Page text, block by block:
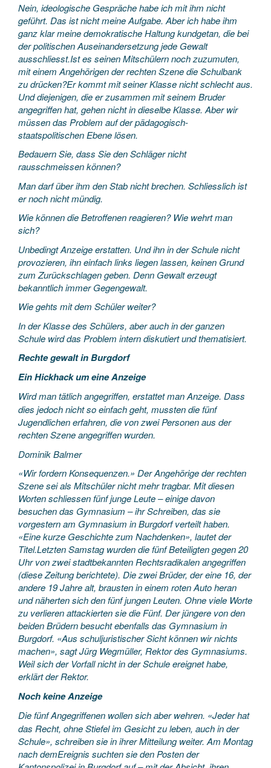
Nein, ideologische Gespräche habe ich mit ihm nicht
geführt. Das ist nicht meine Aufgabe. Aber ich habe ihm
ganz klar meine demokratische Haltung kundgetan, die bei
der politischen Auseinandersetzung jede Gewalt
ausschliesst.Ist es seinen Mitschülern noch zuzumuten,
mit einem Angehörigen der rechten Szene die Schulbank
zu drücken?Er kommt mit seiner Klasse nicht schlecht aus.
Und diejenigen, die er zusammen mit seinem Bruder
angegriffen hat, gehen nicht in dieselbe Klasse. Aber wir
müssen das Problem auf der pädagogisch-
staatspolitischen Ebene lösen.
Bedauern Sie, dass Sie den Schläger nicht
rausschmeissen können?
Man darf über ihm den Stab nicht brechen. Schliesslich ist
er noch nicht mündig.
Wie können die Betroffenen reagieren? Wie wehrt man
sich?
Unbedingt Anzeige erstatten. Und ihn in der Schule nicht
provozieren, ihn einfach links liegen lassen, keinen Grund
zum Zurückschlagen geben. Denn Gewalt erzeugt
bekanntlich immer Gegengewalt.
Wie gehts mit dem Schüler weiter?
In der Klasse des Schülers, aber auch in der ganzen
Schule wird das Problem intern diskutiert und thematisiert.
Rechte gewalt in Burgdorf
Ein Hickhack um eine Anzeige
Wird man tätlich angegriffen, erstattet man Anzeige. Dass
dies jedoch nicht so einfach geht, mussten die fünf
Jugendlichen erfahren, die von zwei Personen aus der
rechten Szene angegriffen wurden.
Dominik Balmer
«Wir fordern Konsequenzen.» Der Angehörige der rechten
Szene sei als Mitschüler nicht mehr tragbar. Mit diesen
Worten schliessen fünf junge Leute – einige davon
besuchen das Gymnasium – ihr Schreiben, das sie
vorgestern am Gymnasium in Burgdorf verteilt haben.
«Eine kurze Geschichte zum Nachdenken», lautet der
Titel.Letzten Samstag wurden die fünf Beteiligten gegen 20
Uhr von zwei stadtbekannten Rechtsradikalen angegriffen
(diese Zeitung berichtete). Die zwei Brüder, der eine 16, der
andere 19 Jahre alt, brausten in einem roten Auto heran
und näherten sich den fünf jungen Leuten. Ohne viele Worte
zu verlieren attackierten sie die Fünf. Der jüngere von den
beiden Brüdern besucht ebenfalls das Gymnasium in
Burgdorf. «Aus schuljuristischer Sicht können wir nichts
machen», sagt Jürg Wegmüller, Rektor des Gymnasiums.
Weil sich der Vorfall nicht in der Schule ereignet habe,
erklärt der Rektor.
Noch keine Anzeige
Die fünf Angegriffenen wollen sich aber wehren. «Jeder hat
das Recht, ohne Stiefel im Gesicht zu leben, auch in der
Schule», schreiben sie in ihrer Mitteilung weiter. Am Montag
nach demEreignis suchten sie den Posten der